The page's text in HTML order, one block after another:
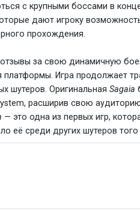
с крупными боссами в
дают игроку
прохождения.
за свою динамичную
платформы. Игра продолжает
шутеров. Оригинальная Sagaia
расширив свою
— это одна из первых игр,
её среди других шутеров